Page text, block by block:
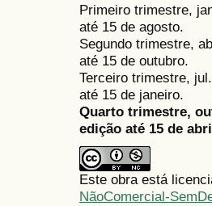
Primeiro trimestre,
até 15 de agosto.
Segundo trimestre,
até 15 de outubro.
Terceiro trimestre,
até 15 de janeiro.
Quarto trimestre,
edição até 15 de
Este obra está
NãoComercial-